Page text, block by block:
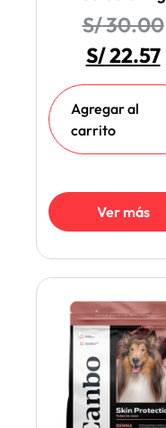
S/30.00
S/22.57
Agregar al
carrito
Ver más